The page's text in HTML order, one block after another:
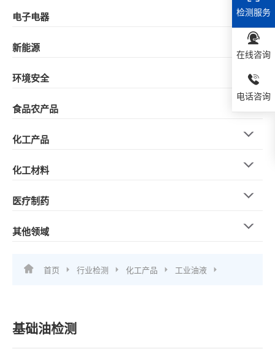
电子电器
新能源
环境安全
食品农产品
化工产品
化工材料
医疗制药
其他领域
首页 行业检测 化工产品 工业油液
基础油检测
检测服务
在线咨询
电话咨询